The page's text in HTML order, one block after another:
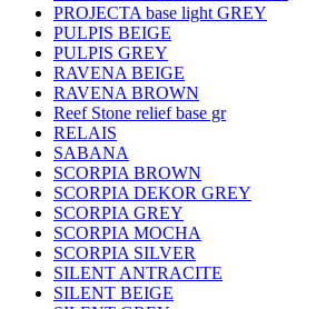
PROJECTA base light GREY
PULPIS BEIGE
PULPIS GREY
RAVENA BEIGE
RAVENA BROWN
Reef Stone relief base gr
RELAIS
SABANA
SCORPIA BROWN
SCORPIA DEKOR GREY
SCORPIA GREY
SCORPIA MOCHA
SCORPIA SILVER
SILENT ANTRACITE
SILENT BEIGE